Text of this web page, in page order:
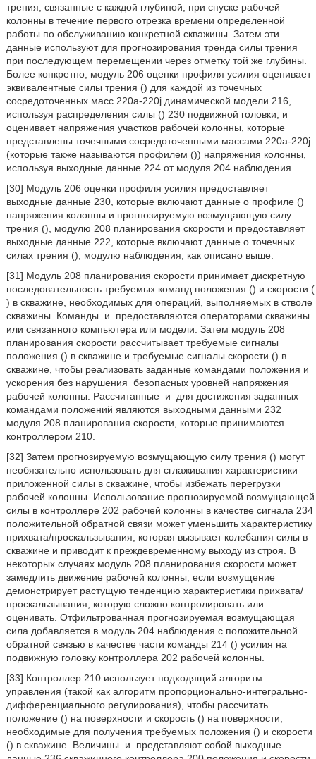
трения, связанные с каждой глубиной, при спуске рабочей
колонны в течение первого отрезка времени определенной
работы по обслуживанию конкретной скважины. Затем эти
данные используют для прогнозирования тренда силы трения
при последующем перемещении через отметку той же глубины.
Более конкретно, модуль 206 оценки профиля усилия оценивает
эквивалентные силы трения () для каждой из точечных
сосредоточенных масс 220a-220j динамической модели 216,
используя распределения силы () 230 подвижной головки, и
оценивает напряжения участков рабочей колонны, которые
представлены точечными сосредоточенными массами 220a-220j
(которые также называются профилем ()) напряжения колонны,
используя выходные данные 224 от модуля 204 наблюдения.
[30] Модуль 206 оценки профиля усилия предоставляет
выходные данные 230, которые включают данные о профиле ()
напряжения колонны и прогнозируемую возмущающую силу
трения (), модулю 208 планирования скорости и предоставляет
выходные данные 222, которые включают данные о точечных
силах трения (), модулю наблюдения, как описано выше.
[31] Модуль 208 планирования скорости принимает дискретную
последовательность требуемых команд положения () и скорости (
) в скважине, необходимых для операций, выполняемых в стволе
скважины. Команды
и
предоставляются операторами скважины
или связанного компьютера или модели. Затем модуль 208
планирования скорости рассчитывает требуемые сигналы
положения () в скважине и требуемые сигналы скорости () в
скважине, чтобы реализовать заданные командами положения и
ускорения без нарушения безопасных уровней напряжения
рабочей колонны. Рассчитанные и
для достижения заданных
командами положений являются выходными данными 232
модуля 208 планирования скорости, которые принимаются
контроллером 210.
[32] Затем прогнозируемую возмущающую силу трения () могут
необязательно использовать для сглаживания характеристики
приложенной силы в скважине, чтобы избежать перегрузки
рабочей колонны. Использование прогнозируемой возмущающей
силы в контроллере 202 рабочей колонны в качестве сигнала 234
положительной обратной связи может уменьшить характеристику
прихвата/проскальзывания, которая вызывает колебания силы в
скважине и приводит к преждевременному выходу из строя. В
некоторых случаях модуль 208 планирования скорости может
замедлить движение рабочей колонны, если возмущение
демонстрирует растущую тенденцию характеристики прихвата/
проскальзывания, которую сложно контролировать или
оценивать. Отфильтрованная прогнозируемая возмущающая
сила добавляется в модуль 204 наблюдения с положительной
обратной связью в качестве части команды 214 () усилия на
подвижную головку контроллера 202 рабочей колонны.
[33] Контроллер 210 использует подходящий алгоритм
управления (такой как алгоритм пропорционально-интегрально-
дифференциального регулирования), чтобы рассчитать
положение () на поверхности и скорость () на поверхности,
необходимые для получения требуемых положения () и скорости
() в скважине. Величины и
представляют собой выходные